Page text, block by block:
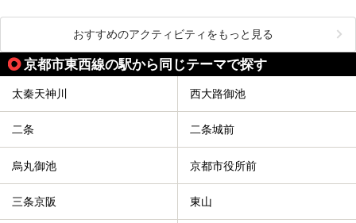
おすすめのアクティビティをもっと見る
京都市東西線の駅から同じテーマで探す
太秦天神川 西大路御池
二条 二条城前
烏丸御池 京都市役所前
三条京阪 東山